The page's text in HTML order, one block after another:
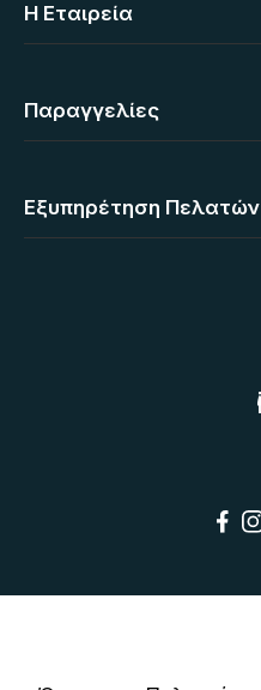
Η Eταιρεία
Παραγγελίες
Εξυπηρέτηση Πελατών